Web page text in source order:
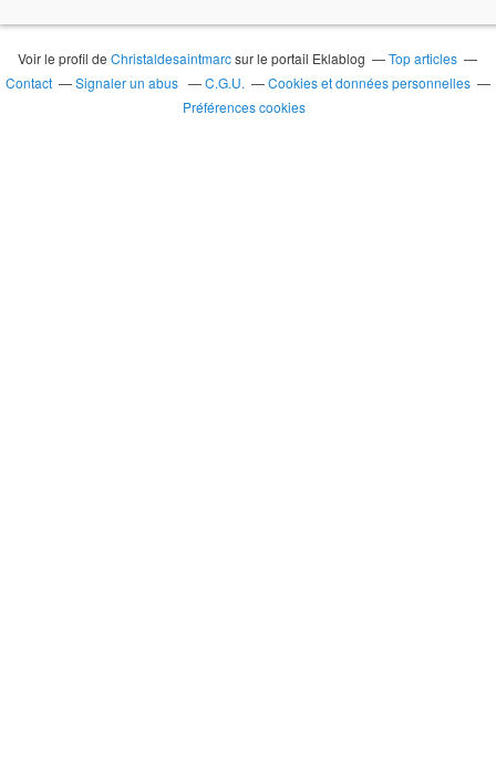
Voir le profil deChristaldesaintmarcsur le portail Eklablog
Top articles
Contact
Signaler un abus C.G.U.
Cookies et données personnelles
Préférences cookies